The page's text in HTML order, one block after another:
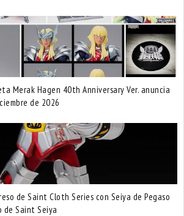
Merak Hagen 40th Anniversary Ver. anuncia
de 2026
de Saint Cloth Series con Seiya de Pegaso
de Saint Seiya